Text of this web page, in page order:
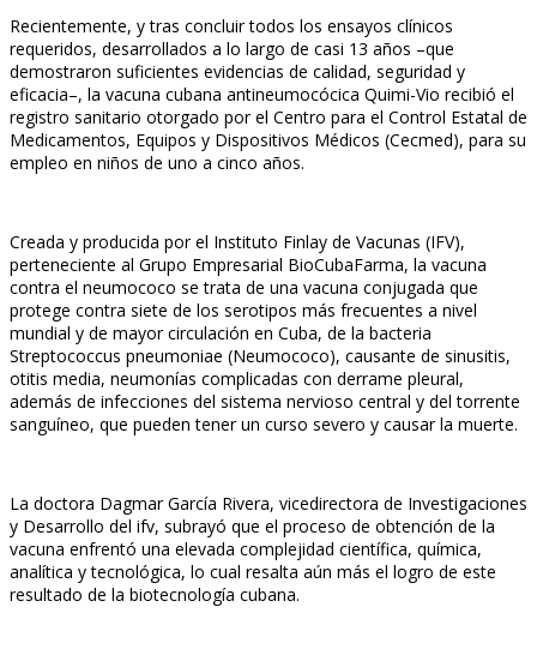
Recientemente, y tras concluir todos los ensayos clínicos
requeridos, desarrollados a lo largo de casi 13 años –que
demostraron suficientes evidencias de calidad, seguridad y
eficacia–, la vacuna cubana antineumocócica Quimi-Vio recibió el
registro sanitario otorgado por el Centro para el Control Estatal de
Medicamentos, Equipos y Dispositivos Médicos (Cecmed), para su
empleo en niños de uno a cinco años.
Creada y producida por el Instituto Finlay de Vacunas (IFV),
perteneciente al Grupo Empresarial BioCubaFarma, la vacuna
contra el neumococo se trata de una vacuna conjugada que
protege contra siete de los serotipos más frecuentes a nivel
mundial y de mayor circulación en Cuba, de la bacteria
Streptococcus pneumoniae (Neumococo), causante de sinusitis,
otitis media, neumonías complicadas con derrame pleural,
además de infecciones del sistema nervioso central y del torrente
sanguíneo, que pueden tener un curso severo y causar la muerte.
La doctora Dagmar García Rivera, vicedirectora de Investigaciones
y Desarrollo del ifv, subrayó que el proceso de obtención de la
vacuna enfrentó una elevada complejidad científica, química,
analítica y tecnológica, lo cual resalta aún más el logro de este
resultado de la biotecnología cubana.